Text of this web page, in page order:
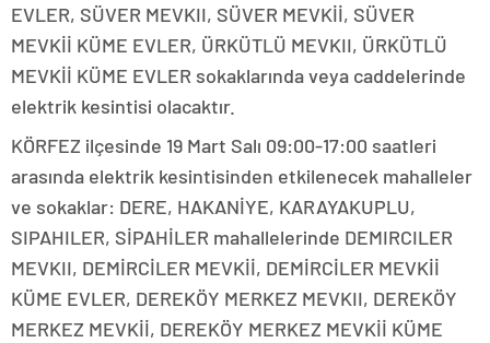
EVLER, SÜVER MEVKII, SÜVER MEVKİİ, SÜVER
MEVKİİ KÜME EVLER, ÜRKÜTLÜ MEVKII, ÜRKÜTLÜ
MEVKİİ KÜME EVLER sokaklarında veya caddelerinde
elektrik kesintisi olacaktır.
KÖRFEZ ilçesinde 19 Mart Salı 09:00-17:00 saatleri
arasında elektrik kesintisinden etkilenecek mahalleler
ve sokaklar: DERE, HAKANİYE, KARAYAKUPLU,
SIPAHILER, SİPAHİLER mahallelerinde DEMIRCILER
MEVKII, DEMİRCİLER MEVKİİ, DEMİRCİLER MEVKİİ
KÜME EVLER, DEREKÖY MERKEZ MEVKII, DEREKÖY
MERKEZ MEVKİİ, DEREKÖY MERKEZ MEVKİİ KÜME